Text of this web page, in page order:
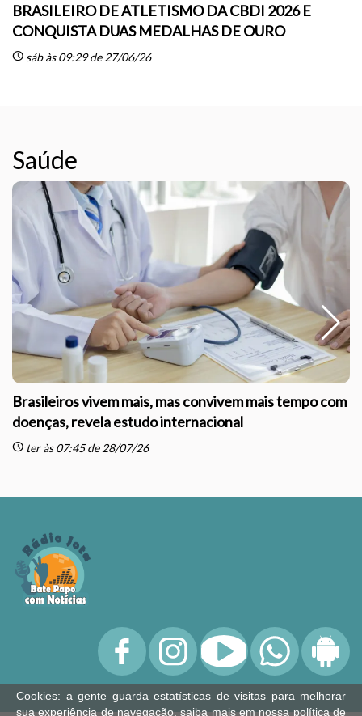
BRASILEIRO DE ATLETISMO DA CBDI 2026 E
CONQUISTA DUAS MEDALHAS DE OURO
schedule sáb às 09:29 de 27/06/26
Saúde
Brasileiros vivem mais, mas convivem mais tempo com
doenças, revela estudo internacional
schedule ter às 07:45 de 28/07/26
Cookies: a gente guarda estatísticas de visitas para melhorar
sua experiência de navegação, saiba mais em nossapolítica de